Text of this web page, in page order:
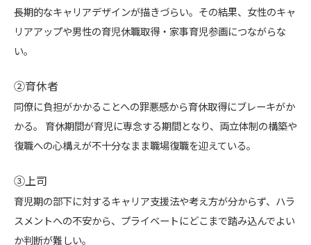
長期的なキャリアデザインが描きづらい。その結果、女性のキャ
リアアップや男性の育児休職取得・家事育児参画につながらな
い。
②育休者
同僚に負担がかかることへの罪悪感から育休取得にブレーキがか
かる。 育休期間が育児に専念する期間となり、両立体制の構築や
復職への心構えが不十分なまま職場復職を迎えている。
③上司
育児期の部下に対するキャリア支援法や考え方が分からず、ハラ
スメントへの不安から、プライベートにどこまで踏み込んでよい
か判断が難しい。